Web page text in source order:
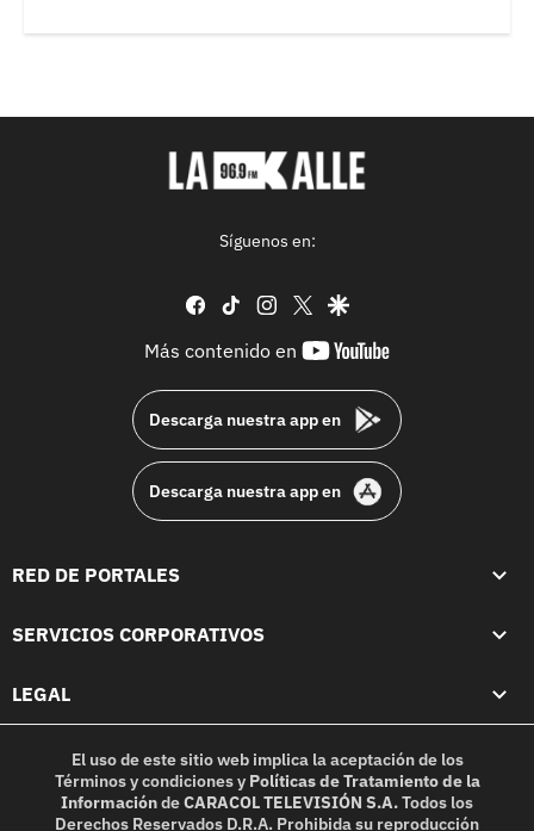
Síguenos en:
facebook
tiktok instagram
twittergoogle
Más contenido en
youtube-
Descarga nuestra app en
Descarga nuestra app en
RED DE PORTALES
SERVICIOS CORPORATIVOS
LEGAL
El uso de este sitio web implica la aceptación de los
Términos y condicionesy Políticas de Tratamiento de la
InformacióndeCARACOL TELEVISIÓN S.A.Todos los
Derechos Reservados D.R.A. Prohibida su reproducción